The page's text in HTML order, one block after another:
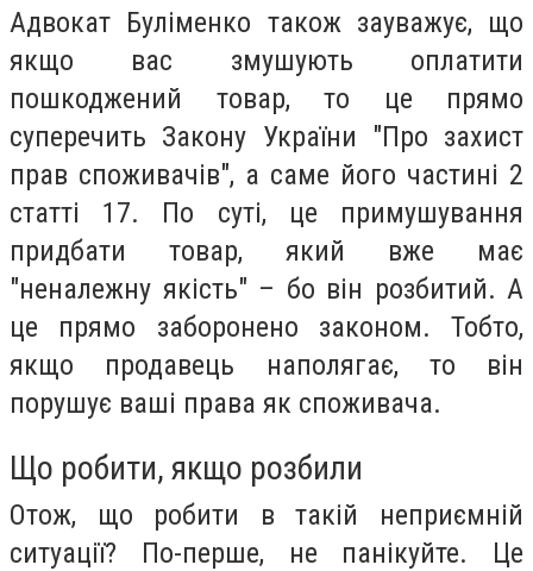
Адвокат Буліменко також зауважує, що
якщо вас змушують оплатити
пошкоджений товар, то це прямо
суперечить Закону України "Про захист
прав споживачів", а саме його частині 2
статті 17. По суті, це примушування
придбати товар, який вже має
"неналежну якість" – бо він розбитий. А
це прямо заборонено законом. Тобто,
якщо продавець наполягає, то він
порушує ваші права як споживача.
Що робити, якщо розбили
Отож, що робити в такій неприємній
ситуації? По-перше, не панікуйте. Це